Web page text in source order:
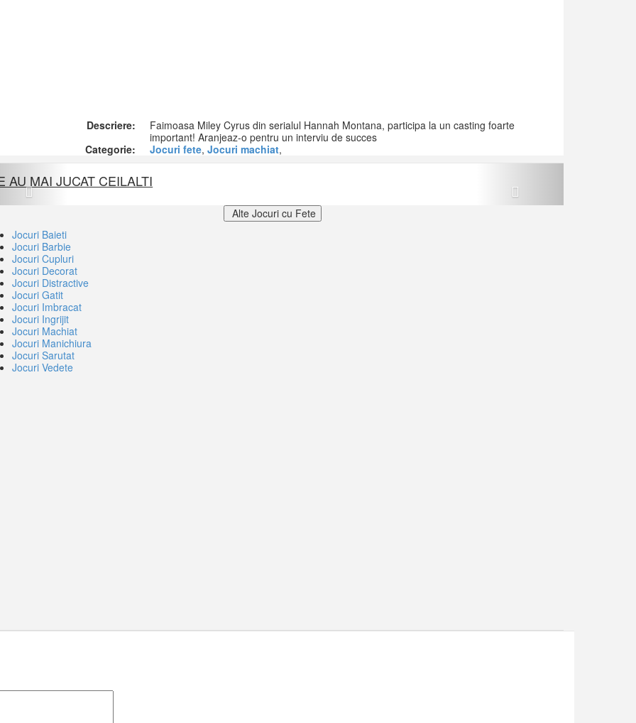
Descriere:
Faimoasa Miley Cyrus din serialul Hannah Montana, participa la un casting foarte
important! Aranjeaz-o pentru un interviu de succes
Categorie:
Jocuri fete, Jocuri machiat,
AU MAI JUCAT CEILALTI
Alte Jocuri cu Fete
Jocuri Baieti
Jocuri Barbie
Jocuri Cupluri
Jocuri Decorat
Jocuri Distractive
Jocuri Gatit
Jocuri Imbracat
Jocuri Ingrijit
Jocuri Machiat
Jocuri Manichiura
Jocuri Sarutat
Jocuri Vedete